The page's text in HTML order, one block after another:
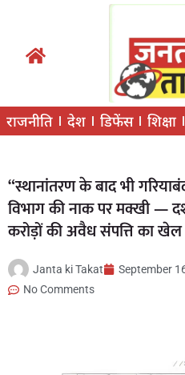
राजनीति देश डिफेंस शिक्षा
“स्थानांतरण के बाद भी
विभाग की नाक पर मक्खी —
करोड़ों की अवैध संपत्ति का
Janta ki Takat September
No Comments